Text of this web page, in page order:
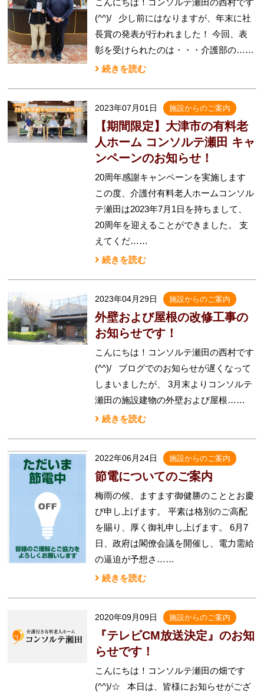
こんにちは！コンソルテ瀬田の西村です
(^^)/ 少し前にはなりますが、年末に社
長賞の発表が行われました！ 今回、表
彰を受けられたのは・・・介護部の……
続きを読む
2023年07月01日 施設からのご案内
【期間限定】大津市の有料老
人ホーム コンソルテ瀬田 キャ
ンペーンのお知らせ！
20周年感謝キャンペーンを実施します
この度、介護付有料老人ホームコンソル
テ瀬田は2023年7月1日を持ちまして、
20周年を迎えることができました。 支
えてくだ……
続きを読む
2023年04月29日 施設からのご案内
外壁および屋根の改修工事の
お知らせです！
こんにちは！コンソルテ瀬田の西村です
(^^)/ ブログでのお知らせが遅くなって
しまいましたが、 3月末よりコンソルテ
瀬田の施設建物の外壁および屋根……
続きを読む
2022年06月24日 施設からのご案内
節電についてのご案内
梅雨の候、ますます御健勝のこととお慶
び申し上げます。 平素は格別のご高配
を賜り、厚く御礼申し上げます。 6月7
日、政府は閣僚会議を開催し、電力需給
の逼迫が予想さ……
続きを読む
2020年09月09日 施設からのご案内
『テレビCM放送決定』のお知
らせです！
こんにちは！コンソルテ瀬田の畑です
(^^)/☆ 本日は、皆様にお知らせがござ